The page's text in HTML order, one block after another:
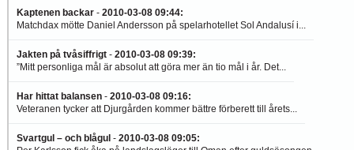
Kaptenen backar - 2010-03-08 09:44:
Matchdax mötte Daniel Andersson på spelarhotellet Sol Andalusí i...
Jakten på tvåsiffrigt - 2010-03-08 09:39:
”Mitt personliga mål är absolut att göra mer än tio mål i år. Det...
Har hittat balansen - 2010-03-08 09:16:
Veteranen tycker att Djurgården kommer bättre förberett till årets...
Svartgul – och blågul - 2010-03-08 09:05: